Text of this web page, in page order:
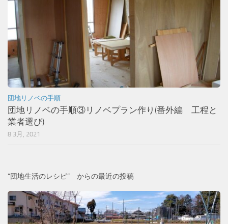
団地リノベの手順
団地リノベの手順③リノベプラン作り(番外編 工程と
業者選び)
8 3月, 2021
”団地生活のレシピ” からの最近の投稿